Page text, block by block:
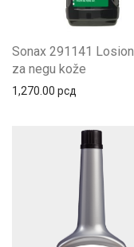
Sonax 291141 Losion
za negu kože
1,270.00 рсд